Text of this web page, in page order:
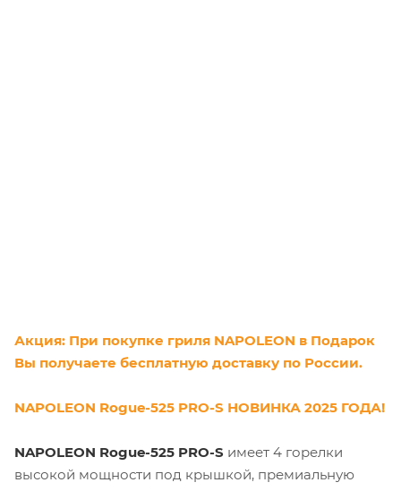
Акция: При покупке гриля NAPOLEON в Подарок
Вы получаете бесплатную доставку по России.
NAPOLEON Rogue-525 PRO-S НОВИНКА 2025 ГОДА!
NAPOLEON Rogue-525 PRO-S имеет 4 горелки
высокой мощности под крышкой, премиальную